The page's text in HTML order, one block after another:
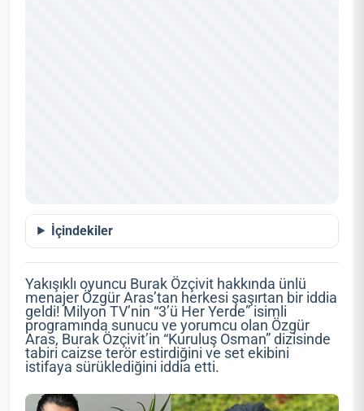
İçindekiler
Yakışıklı oyuncu Burak Özçivit hakkında ünlü
menajer Özgür Aras’tan herkesi şaşırtan bir iddia
geldi! Milyon TV’nin “3’ü Her Yerde” isimli
programında sunucu ve yorumcu olan Özgür
Aras, Burak Özçivit’in “Kuruluş Osman” dizisinde
tabiri caizse terör estirdiğini ve set ekibini
istifaya sürüklediğini iddia etti.